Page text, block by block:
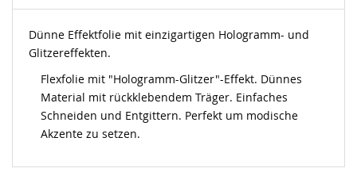
Dünne Effektfolie mit einzigartigen Hologramm- und
Glitzereffekten.
Flexfolie mit "Hologramm-Glitzer"-Effekt. Dünnes
Material mit rückklebendem Träger. Einfaches
Schneiden und Entgittern. Perfekt um modische
Akzente zu setzen.